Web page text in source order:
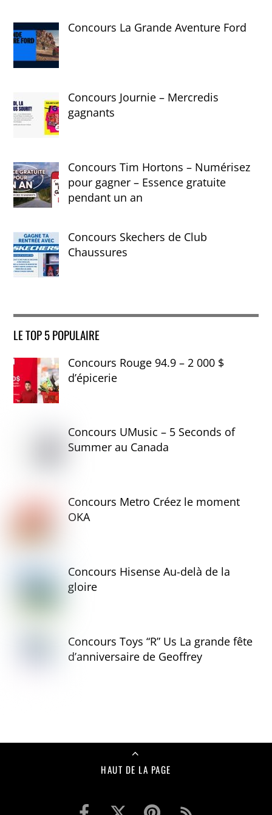
Concours La Grande Aventure Ford
Concours Journie – Mercredis
gagnants
Concours Tim Hortons – Numérisez
pour gagner – Essence gratuite
pendant un an
Concours Skechers de Club
Chaussures
LE TOP 5 POPULAIRE
Concours Rouge 94.9 – 2 000 $
d’épicerie
Concours UMusic – 5 Seconds of
Summer au Canada
Concours Metro Créez le moment
OKA
Concours Hisense Au-delà de la
gloire
Concours Toys “R” Us La grande fête
d’anniversaire de Geoffrey
HAUT DE LA PAGE